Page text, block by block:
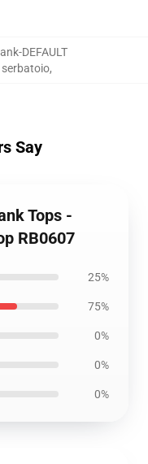
DEFAULT
serbatoio,
Say
Tops -
RB0607
25%
75%
0%
0%
0%